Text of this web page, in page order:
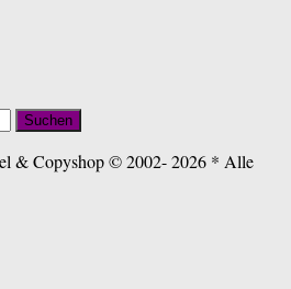
& Copyshop © 2002- 2026 * Alle